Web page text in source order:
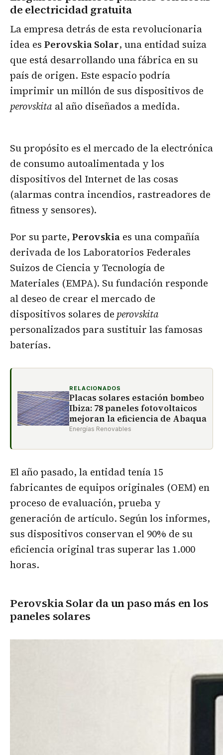
de electricidad gratuita
La empresa detrás de esta revolucionaria
idea es Perovskia Solar, una entidad suiza
que está desarrollando una fábrica en su
país de origen. Este espacio podría
imprimir un millón de sus dispositivos de
perovskita al año diseñados a medida.
Su propósito es el mercado de la electrónica
de consumo autoalimentada y los
dispositivos del Internet de las cosas
(alarmas contra incendios, rastreadores de
fitness y sensores).
Por su parte, Perovskia es una compañía
derivada de los Laboratorios Federales
Suizos de Ciencia y Tecnología de
Materiales (EMPA). Su fundación responde
al deseo de crear el mercado de
dispositivos solares de perovskita
personalizados para sustituir las famosas
baterías.
RELACIONADOS
Placas solares estación bombeo
Ibiza: 78 paneles fotovoltaicos
mejoran la eficiencia de Abaqua
Energías Renovables
El año pasado, la entidad tenía 15
fabricantes de equipos originales (OEM) en
proceso de evaluación, prueba y
generación de artículo. Según los informes,
sus dispositivos conservan el 90% de su
eficiencia original tras superar las 1.000
horas.
Perovskia Solar da un paso más en los
paneles solares